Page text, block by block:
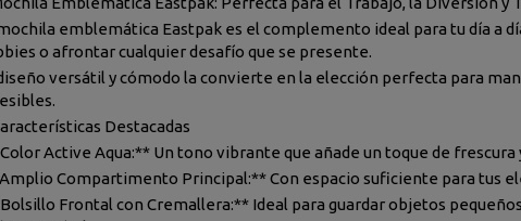
emblemática Eastpak es el complemento ideal para tu día a
o afrontar cualquier desafío que se presente.
versátil y cómodo la convierte en la elección perfecta para
Destacadas
Active Aqua:** Un tono vibrante que añade un toque de frescura
Compartimento Principal:** Con espacio suficiente para tus
Frontal con Cremallera:** Ideal para guardar objetos